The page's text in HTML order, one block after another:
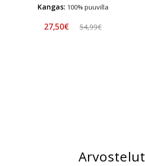
Kangas: 100% puuvilla
27,50€ 54,99€
Arvostelut